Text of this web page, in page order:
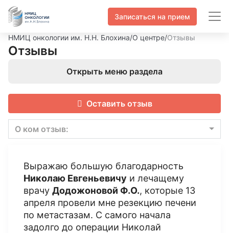
Записаться на прием
НМИЦ онкологии им. Н.Н. Блохина/О центре/Отзывы
Отзывы
Открыть меню раздела
Оставить отзыв
О ком отзыв:
Выражаю большую благодарность
Николаю Евгеньевичу и лечащему
врачу Додожоновой Ф.О., которые 13
апреля провели мне резекцию печени
по метастазам. С самого начала
задолго до операции Николай